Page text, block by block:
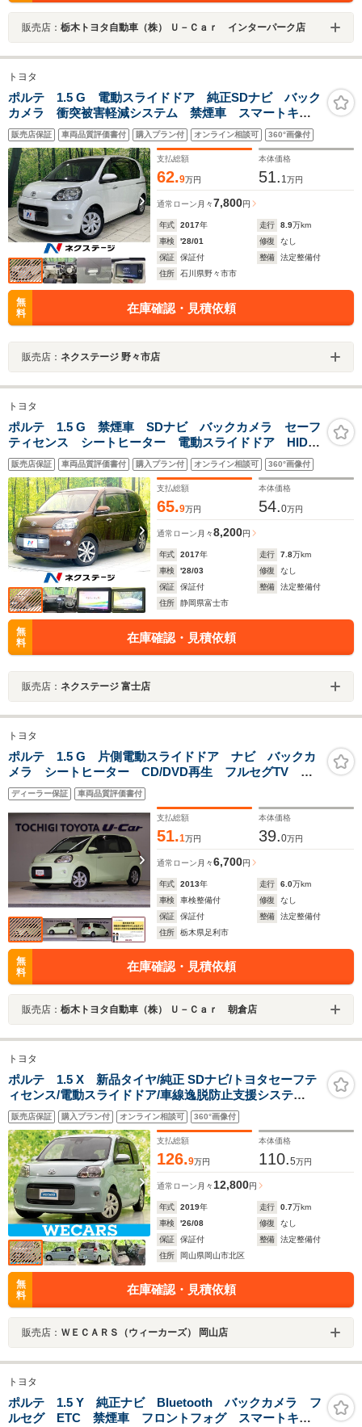
販売店： 栃木トヨタ自動車（株） Ｕ－Ｃａｒ インターパーク店
トヨタ
ポルテ 1.5 G 電動スライドドア 純正SDナビ バック
カメラ 衝突被害軽減システム 禁煙車 スマートキ
ー LEDヘッド ビルトインETC 車線逸脱警報 オー
トライト オートエアコン Bluetooth CD
販売店保証 車両品質評価書付 購入プラン付 オンライン相談可 360°画像付
支払総額
62.9万円
本体価格
51. 1万円
通常ローン 月々7,800円
年式 2017年 走行 8.9万km
車検
'28/01 修復
なし
保証
保証付 整備
法定整備付
住所
石川県野々市市
無
料
在庫確認・見積依頼
販売店： ネクステージ 野々市店
トヨタ
ポルテ 1.5 G 禁煙車 SDナビ バックカメラ セーフ
ティセンス シートヒーター 電動スライドドア HIDヘ
ッド フォグ オートライト オートハイビーム オー
トエアコン ETC スマートキー シートリフター
販売店保証 車両品質評価書付 購入プラン付 オンライン相談可 360°画像付
支払総額
65.9万円
本体価格
54.0万円
通常ローン 月々8,200円
年式 2017年 走行 7.8万km
車検
'28/03 修復
なし
保証
保証付 整備
法定整備付
住所
静岡県富士市
無
料
在庫確認・見積依頼
販売店： ネクステージ 富士店
トヨタ
ポルテ 1.5 G 片側電動スライドドア ナビ バックカ
メラ シートヒーター CD/DVD再生 フルセグTV
Bluetooth接続 HIDヘッドライト 純正アルミホイール
ディーラー保証 車両品質評価書付
支払総額
51.1万円
本体価格
39.0万円
通常ローン 月々6,700円
年式 2013年 走行 6.0万km
車検
車検整備付 修復
なし
保証
保証付 整備
法定整備付
住所
栃木県足利市
無
料
在庫確認・見積依頼
販売店： 栃木トヨタ自動車（株） Ｕ－Ｃａｒ 朝倉店
トヨタ
ポルテ 1.5 X 新品タイヤ/純正 SDナビ/トヨタセーフテ
ィセンス/電動スライドドア/車線逸脱防止支援システ
ム/Bluetooth接続/EBD付ABS/アイドリングストップ/バ
ックモニター/ワンセグTV
販売店保証 購入プラン付 オンライン相談可 360°画像付
支払総額
126.9万円
本体価格
110.5万円
通常ローン 月々 12,800円
年式 2019年 走行 0.7万km
車検
'26/08 修復
なし
保証
保証付 整備
法定整備付
住所
岡山県岡山市北区
無
料
在庫確認・見積依頼
販売店： ＷＥＣＡＲＳ（ウィーカーズ） 岡山店
トヨタ
ポルテ 1.5 Y 純正ナビ Bluetooth バックカメラ フ
ルセグ ETC 禁煙車 フロントフォグ スマートキ